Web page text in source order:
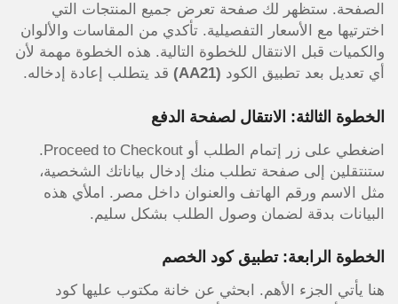
الصفحة. ستظهر لك صفحة تعرض جميع المنتجات التي
اخترتيها مع الأسعار التفصيلية. تأكدي من المقاسات والألوان
والكميات قبل الانتقال للخطوة التالية. هذه الخطوة مهمة لأن
أي تعديل بعد تطبيق الكود (AA21) قد يتطلب إعادة إدخاله.
الخطوة الثالثة: الانتقال لصفحة الدفع
اضغطي على زر إتمام الطلب أو Proceed to Checkout.
ستنتقلين إلى صفحة تطلب منك إدخال بياناتك الشخصية،
مثل الاسم ورقم الهاتف والعنوان داخل مصر. املأي هذه
البيانات بدقة لضمان وصول الطلب بشكل سليم.
الخطوة الرابعة: تطبيق كود الخصم
هنا يأتي الجزء الأهم. ابحثي عن خانة مكتوب عليها كود